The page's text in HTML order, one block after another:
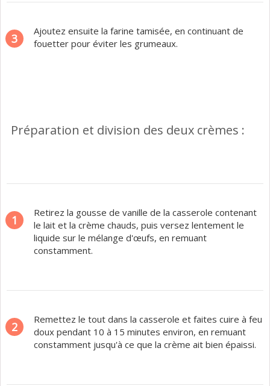
3
Ajoutez ensuite la farine tamisée, en continuant de
fouetter pour éviter les grumeaux.
Préparation et division des deux crèmes :
1
Retirez la gousse de vanille de la casserole contenant
le lait et la crème chauds, puis versez lentement le
liquide sur le mélange d'œufs, en remuant
constamment.
2
Remettez le tout dans la casserole et faites cuire à feu
doux pendant 10 à 15 minutes environ, en remuant
constamment jusqu'à ce que la crème ait bien épaissi.